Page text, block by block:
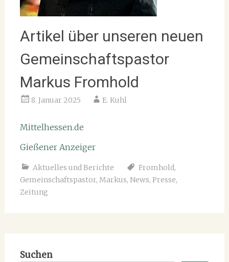
Artikel über unseren neuen
Gemeinschaftspastor
Markus Fromhold
8. Januar 2025 E. Kuhl
Mittelhessen.de
Gießener Anzeiger
Aktuelles und Berichte Fromhold,
Gemeinschaftspastor, Markus, News, Presse,
Zeitung
Suchen